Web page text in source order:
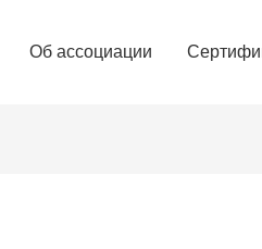
Об ассоциации